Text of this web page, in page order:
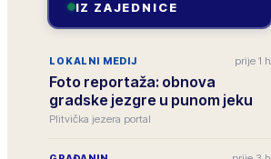
IZ ZAJEDNICE
LOKALNI MEDIJ prije 1 h
Foto reportaža: obnova
gradske jezgre u punom jeku
Plitvička jezera portal